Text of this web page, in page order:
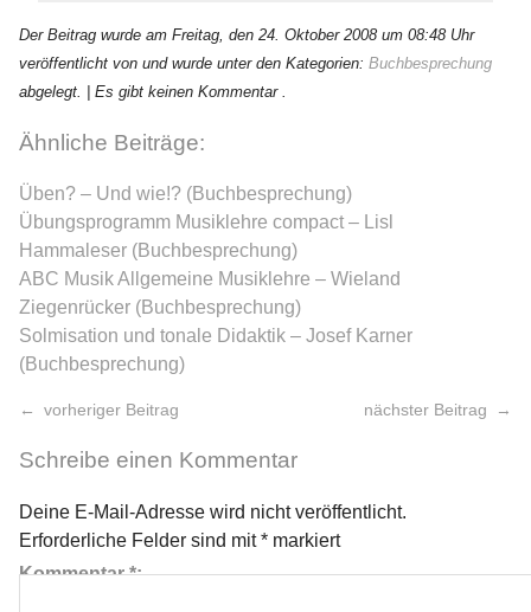
Der Beitrag wurde am Freitag, den 24. Oktober 2008 um 08:48 Uhr
veröffentlicht von und wurde unter den Kategorien: Buchbesprechung
abgelegt.
| Es gibt keinen Kommentar .
Ähnliche Beiträge:
Üben? – Und wie!? (Buchbesprechung)
Übungsprogramm Musiklehre compact – Lisl
Hammaleser (Buchbesprechung)
ABC Musik Allgemeine Musiklehre – Wieland
Ziegenrücker (Buchbesprechung)
Solmisation und tonale Didaktik – Josef Karner
(Buchbesprechung)
vorheriger Beitrag nächster Beitrag
Schreibe einen Kommentar
Deine E-Mail-Adresse wird nicht veröffentlicht.
Erforderliche Felder sind mit* markiert
Kommentar*